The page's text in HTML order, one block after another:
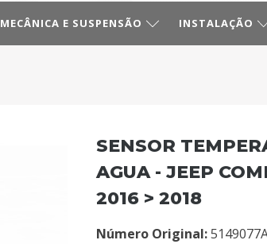
MECÂNICA E SUSPENSÃO INSTALAÇÃO
SENSOR
AGUA - JEEP
2016 > 2018
Número Original: